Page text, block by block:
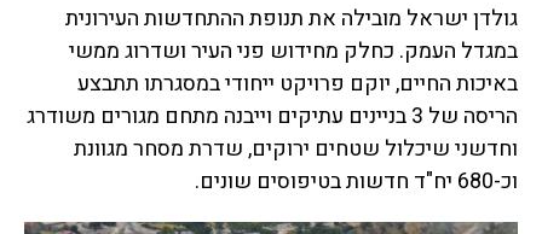
גולדן ישראל מובילה את תנופת ההתחדשות העירונית
במגדל העמק. כחלק מחידוש פני העיר ושדרוג ממשי
באיכות החיים, יוקם פרויקט ייחודי במסגרתו תתבצע
הריסה של 3 בניינים עתיקים וייבנה מתחם מגורים משודרג
וחדשני שיכלול שטחים ירוקים, שדרת מסחר מגוונת
וכ-680 יח"ד חדשות בטיפוסים שונים.